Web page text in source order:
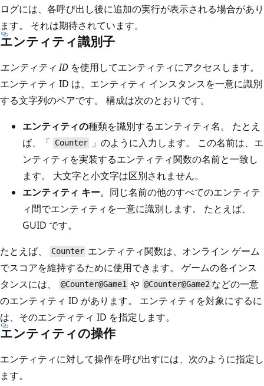
ログには、各呼び出し後に追加の実行が表示される場合があり
ます。 それは期待されています。
エンティティ識別子
エンティティ ID を使用してエンティティにアクセスします。
エンティティ ID は、エンティティ インスタンスを一意に識別
する文字列のペアです。 構成は次のとおりです。
エンティティの種類を識別するエンティティ名。 たとえ
ば、「 Counter
」のように入力します。 この名前は、エ
ンティティを実装するエンティティ関数の名前と一致し
ます。 大文字と小文字は区別されません。
エンティティ キー。同じ名前の他のすべてのエンティテ
ィ間でエンティティを一意に識別します。 たとえば、
GUID です。
たとえば、
Counter エンティティ関数は、オンライン ゲーム
でスコアを維持するために使用できます。 ゲームの各インス
タンスには、
@Counter@Game1 や @Counter@Game2 などの一意
のエンティティ ID があります。 エンティティを対象にするに
は、そのエンティティ ID を指定します。
エンティティの操作
エンティティに対して操作を呼び出すには、次のように指定し
ます。